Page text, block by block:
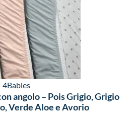
4Babies
angolo – Pois Grigio, Grigio
Verde Aloe e Avorio